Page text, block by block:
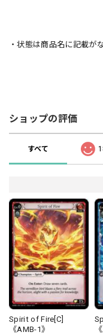
・状態は商品名に記載が
ショップの評価
すべて
Spirit of Fire[C]
《AMB-1》